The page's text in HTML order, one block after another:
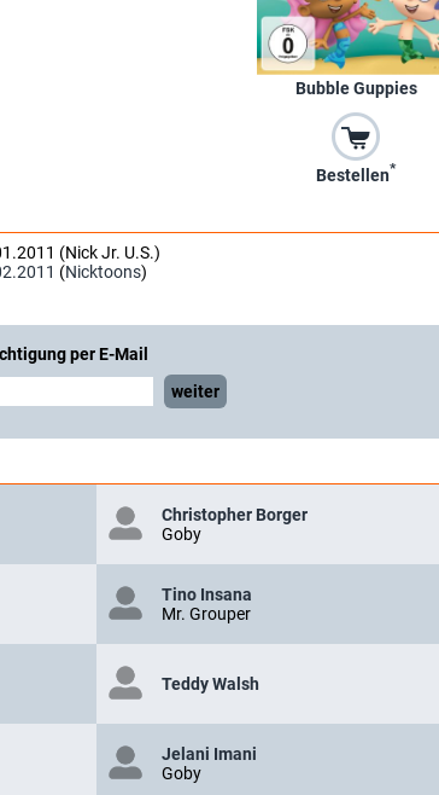
Bubble Guppies
Bestellen*
(Nick Jr. U.S.)
(Nicktoons)
per E-Mail
weiter
Christopher Borger
Goby
Tino Insana
Mr. Grouper
Teddy Walsh
Jelani Imani
Goby